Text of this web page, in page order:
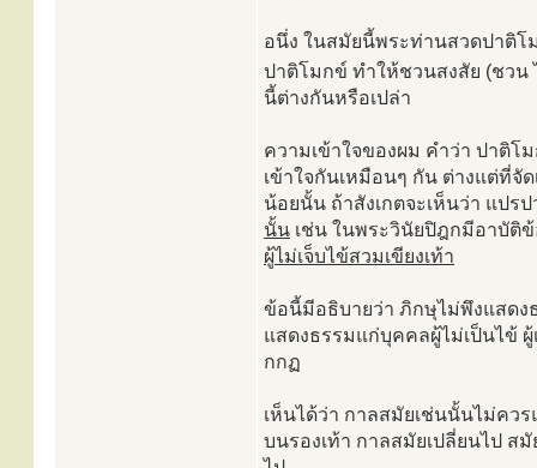
อนึ่ง ในสมัยนี้พระท่านสวดปาติโ
ปาติโมกข์ ทำให้ชวนสงสัย (ชวน
นี้ต่างกันหรือเปล่า
ความเข้าใจของผม คำว่า ปาติ
เข้าใจกันเหมือนๆ กัน ต่างแต่ที่จั
น้อยนั้น ถ้าสังเกตจะเห็นว่า แป
นั้น เช่น ในพระวินัยปิฎกมีอาบัติ
ผู้ไม่เจ็บไข้สวมเขียงเท้า
ข้อนี้มีอธิบายว่า ภิกษุไม่พึงแสดง
แสดงธรรมแก่บุคคลผู้ไม่เป็นไข้ ผู้
กกฏ
เห็นได้ว่า กาลสมัยเช่นนั้นไม่คว
บนรองเท้า กาลสมัยเปลี่ยนไป ส